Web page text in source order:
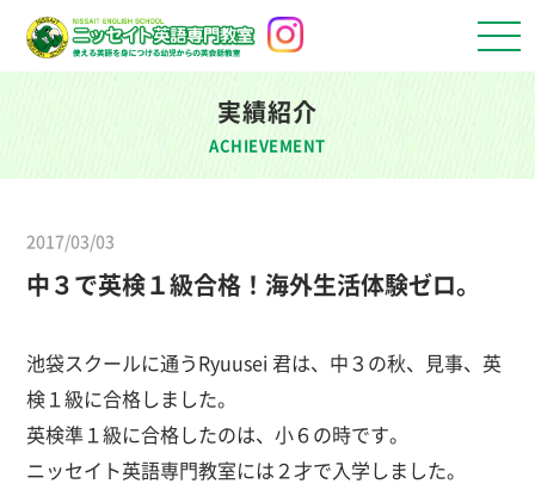
実績紹介
ACHIEVEMENT
2017/03/03
中３で英検１級合格！海外生活体験ゼロ。
池袋スクールに通うRyuusei 君は、中３の秋、見事、英
検１級に合格しました。
英検準１級に合格したのは、小６の時です。
ニッセイト英語専門教室には２才で入学しました。